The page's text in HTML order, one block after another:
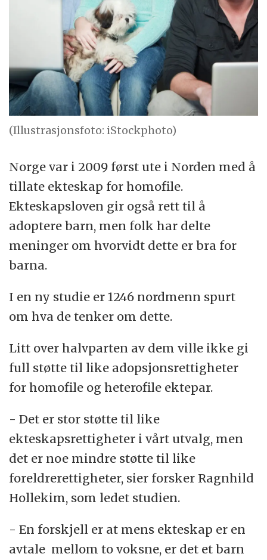
(Illustrasjonsfoto: iStockphoto)
Norge var i 2009 først ute i Norden med å
tillate ekteskap for homofile.
Ekteskapsloven gir også rett til å
adoptere barn, men folk har delte
meninger om hvorvidt dette er bra for
barna.
I en ny studie er 1246 nordmenn spurt
om hva de tenker om dette.
Litt over halvparten av dem ville ikke gi
full støtte til like adopsjonsrettigheter
for homofile og heterofile ektepar.
- Det er stor støtte til like
ekteskapsrettigheter i vårt utvalg, men
det er noe mindre støtte til like
foreldrerettigheter, sier forsker Ragnhild
Hollekim, som ledet studien.
- En forskjell er at mens ekteskap er en
avtale mellom to voksne, er det et barn